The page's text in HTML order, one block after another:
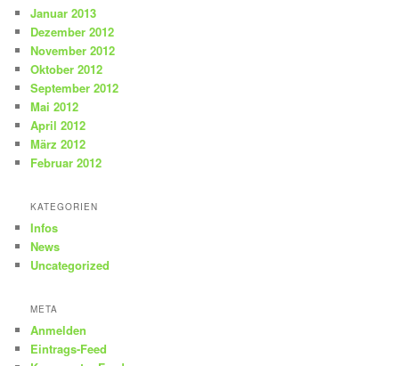
Januar 2013
Dezember 2012
November 2012
Oktober 2012
September 2012
Mai 2012
April 2012
März 2012
Februar 2012
KATEGORIEN
Infos
News
Uncategorized
META
Anmelden
Eintrags-Feed